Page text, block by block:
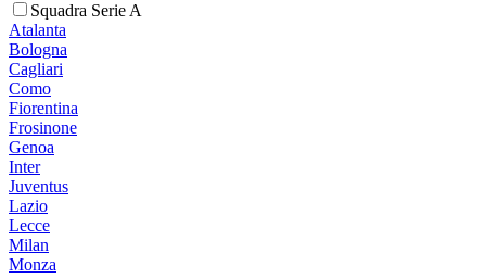
Squadra Serie A
Atalanta
Bologna
Cagliari
Como
Fiorentina
Frosinone
Genoa
Inter
Juventus
Lazio
Lecce
Milan
Monza